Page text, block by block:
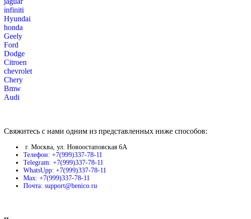
infiniti
Hyundai
honda
Geely
Ford
Dodge
Citroen
chevrolet
Chery
Bmw
Audi
Свяжитесь с нами одним из представленных ниже способов:
г. Москва, ул. Новоостаповская 6А
Телефон: +7(999)337-78-11
Telegram: +7(999)337-78-11
WhatsUpp: +7(999)337-78-11
Max: +7(999)337-78-11
Почта: support@benico.ru